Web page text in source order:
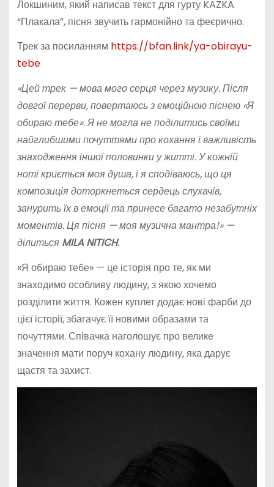
Локшиним, який написав текст для гурту KAZKA
“Плакала”, пісня звучить гармонійно та феєрично.
Трек за посиланням https://bfan.link/ya-obirayu-
tebe
«Цей трек — мова мого серця через музику. Після
довгої перерви, повертаюсь з емоційною піснею «Я
обираю тебе». Я не могла не поділитись своїми
найглибшими почуттями про кохання і важливість
знаходження іншої половинки у житті. У кожній
ноті криється моя душа, і я сподіваюсь, що ця
композиція доторкнеться сердець слухачів,
занурить їх в емоції та принесе багато незабутніх
моментів. Ця пісня — моя музична мантра!» —
ділиться MILA NITICH.
«Я обираю тебе» — це історія про те, як ми
знаходимо особливу людину, з якою хочемо
розділити життя. Кожен куплет додає нові фарби до
цієї історії, збагачує її новими образами та
почуттями. Співачка наголошує про велике
значення мати поруч кохану людину, яка дарує
щастя та захист.